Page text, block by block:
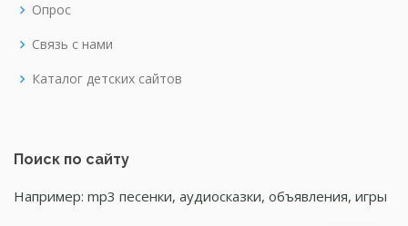
Опрос
Связь с нами
Каталог детских сайтов
Поиск по сайту
Например: mp3 песенки, аудиосказки, объявления, игры